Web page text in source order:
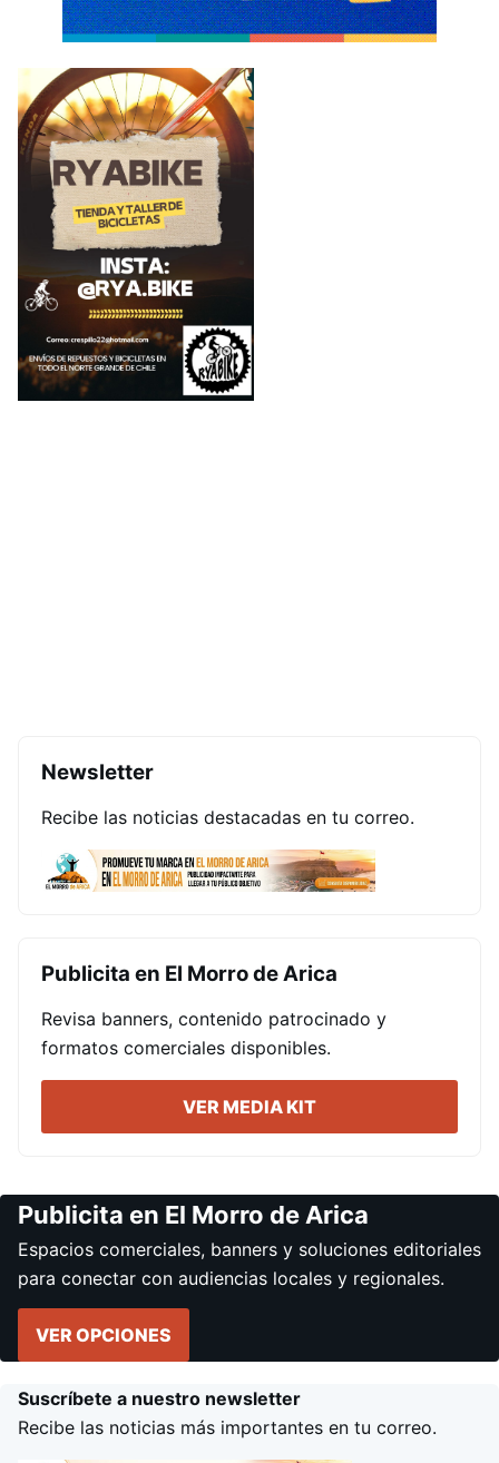
Newsletter
Recibe las noticias destacadas en tu correo.
Publicita en El Morro de Arica
Revisa banners, contenido patrocinado y
formatos comerciales disponibles.
VER MEDIA KIT
Publicita en El Morro de Arica
Espacios comerciales, banners y soluciones editoriales
para conectar con audiencias locales y regionales.
VER OPCIONES
Suscríbete a nuestro newsletter
Recibe las noticias más importantes en tu correo.